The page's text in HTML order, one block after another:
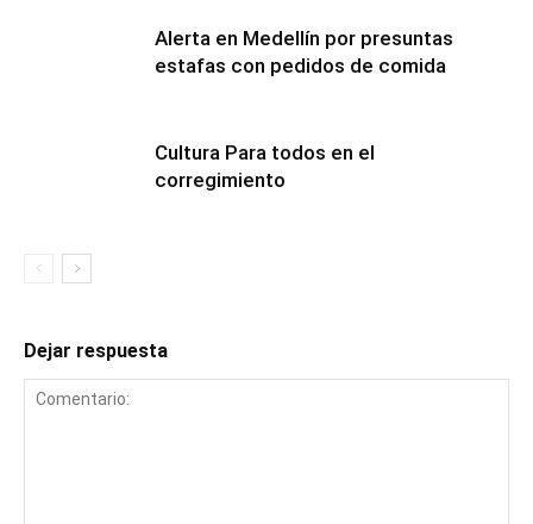
Alerta en Medellín por presuntas
estafas con pedidos de comida
Cultura Para todos en el
corregimiento
Dejar respuesta